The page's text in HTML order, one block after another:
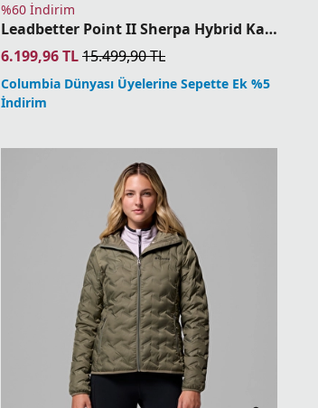
%60 İndirim
Leadbetter Point II Sherpa Hybrid Kadın Mont
6.199,96TL15.499,90TL
Columbia Dünyası Üyelerine Sepette Ek %5
İndirim